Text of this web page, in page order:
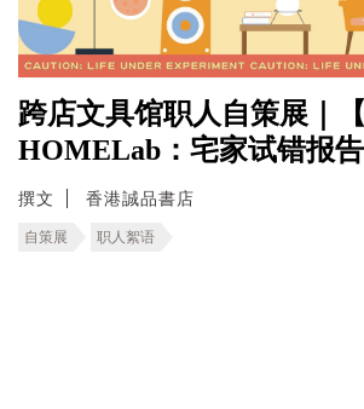
跨店文具馆职人自策展｜
HOMELab：宅家试错报告
撰文 香港誠品書店
自策展 职人絮语